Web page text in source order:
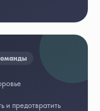
и предотвратить